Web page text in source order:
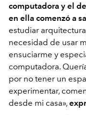
computadora y el
en ella comenzó a
estudiar
necesidad de usar
ensuciarme y
computadora.
por no tener un
experimentar,
desde mi casa»,